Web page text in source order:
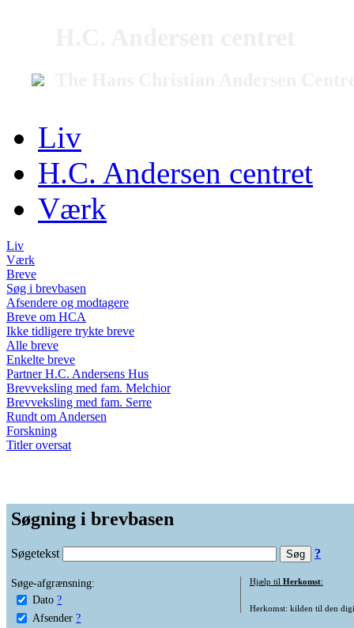
Liv
H.C. Andersen centret
Værk
Liv
Værk
Breve
Søg i brevbasen
Afsendere og modtagere
Breve om HCA
Ikke tidligere trykte breve
Alle breve
Enkelte breve
Partner H.C. Andersens Hus
Brevveksling med fam. Melchior
Brevveksling med fam. Serre
Rundt om Andersen
Forskning
Titler oversat
Søgning i brevbasen
Søgetekst ?
Søge-afgrænsning:
Dato ?
Afsender ?
Hjælp til Herkomst:
Herkomst: kilden til den